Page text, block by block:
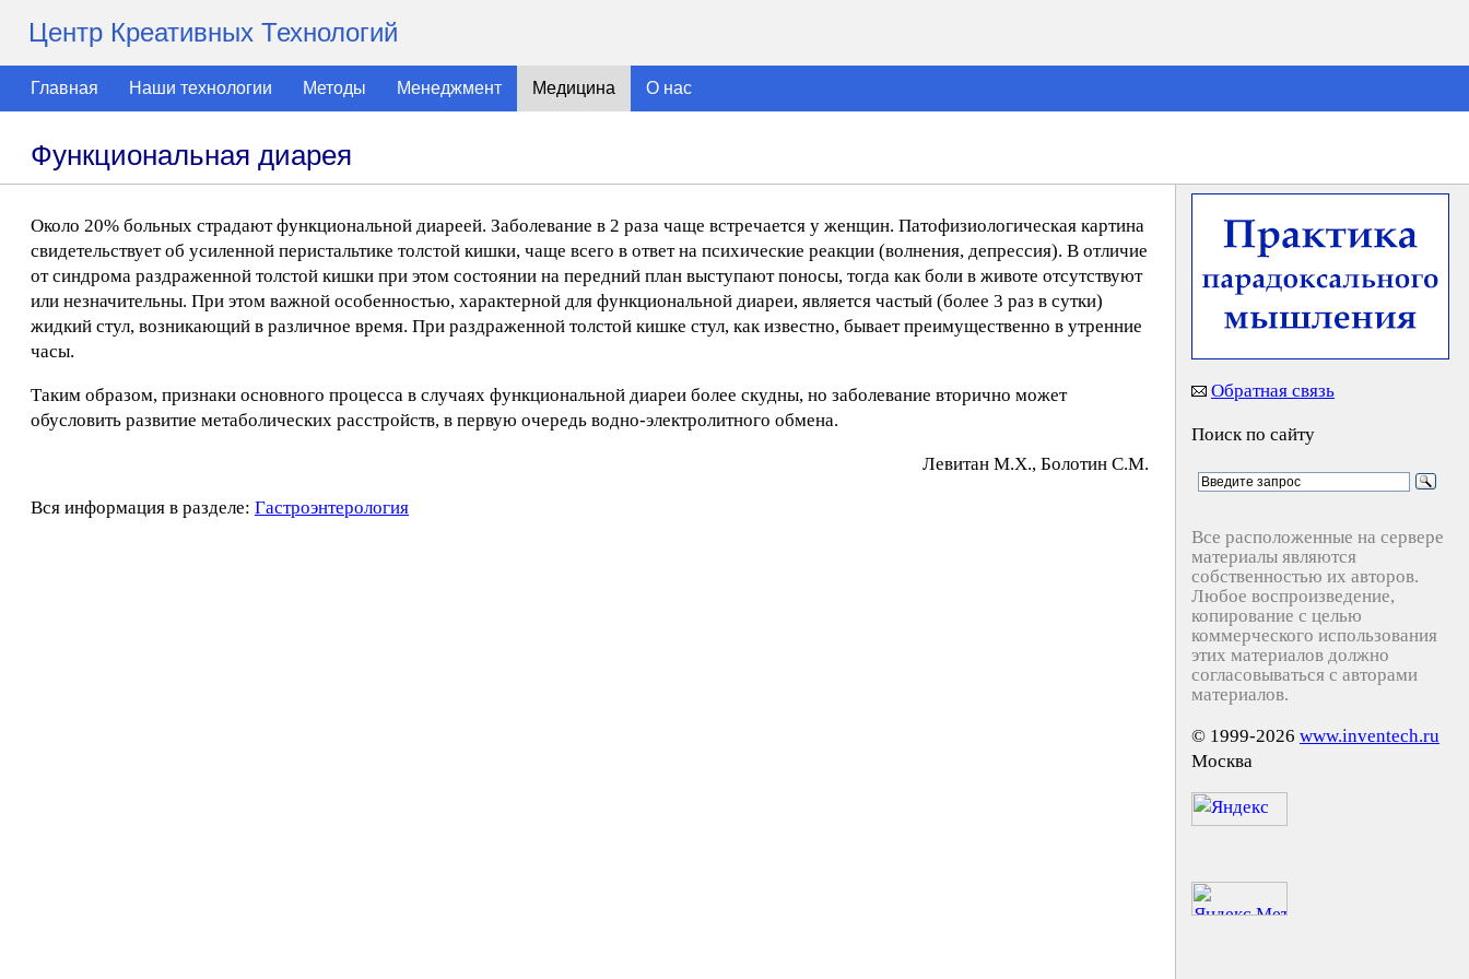
Центр Креативных Технологий
Главная Наши технологии Методы Менеджмент Медицина О нас
Функциональная диарея
Около 20% больных страдают функциональной диареей. Заболевание в 2 раза чаще встречается у женщин. Патофизиологическая картина
свидетельствует об усиленной перистальтике толстой кишки, чаще всего в ответ на психические реакции (волнения, депрессия). В отличие
от синдрома раздраженной толстой кишки при этом состоянии на передний план выступают поносы, тогда как боли в животе отсутствуют
или незначительны. При этом важной особенностью, характерной для функциональной диареи, является частый (более 3 раз в сутки)
жидкий стул, возникающий в различное время. При раздраженной толстой кишке стул, как известно, бывает преимущественно в утренние
часы.
Таким образом, признаки основного процесса в случаях функциональной диареи более скудны, но заболевание вторично может
обусловить развитие метаболических расстройств, в первую очередь водно-электролитного обмена.
Лeвитaн М.X., Бoлoтин C.М.
Вся информация в разделе: Гастроэнтерология
Обратная связь
Поиск по сайту
Все расположенные на сервере
материалы являются
собственностью их авторов.
Любое воспроизведение,
копирование с целью
коммерческого использования
этих материалов должно
согласовываться с авторами
материалов.
© 1999-2026 www.inventech.ru
Москва